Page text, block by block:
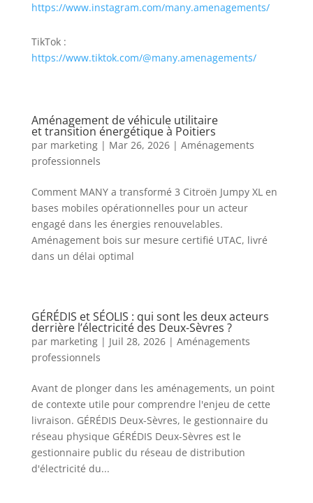
https://www.instagram.com/many.amenagements/
TikTok :
https://www.tiktok.com/@many.amenagements/
Aménagement de véhicule utilitaire
et transition énergétique à Poitiers
par marketing| Mar 26, 2026| Aménagements
professionnels
Comment MANY a transformé 3 Citroën Jumpy XL en
bases mobiles opérationnelles pour un acteur
engagé dans les énergies renouvelables.
Aménagement bois sur mesure certifié UTAC, livré
dans un délai optimal
GÉRÉDIS et SÉOLIS : qui sont les deux acteurs
derrière l’électricité des Deux-Sèvres ?
par marketing| Juil 28, 2026| Aménagements
professionnels
Avant de plonger dans les aménagements, un point
de contexte utile pour comprendre l'enjeu de cette
livraison. GÉRÉDIS Deux-Sèvres, le gestionnaire du
réseau physique GÉRÉDIS Deux-Sèvres est le
gestionnaire public du réseau de distribution
d'électricité du...